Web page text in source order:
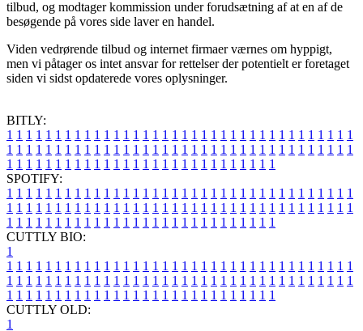
tilbud, og modtager kommission under forudsætning af at en af de
besøgende på vores side laver en handel.
Viden vedrørende tilbud og internet firmaer værnes om hyppigt,
men vi påtager os intet ansvar for rettelser der potentielt er foretaget
siden vi sidst opdaterede vores oplysninger.
BITLY:
1 1 1 1 1 1 1 1 1 1 1 1 1 1 1 1 1 1 1 1 1 1 1 1 1 1 1 1 1 1 1 1 1 1 1 1
1 1 1 1 1 1 1 1 1 1 1 1 1 1 1 1 1 1 1 1 1 1 1 1 1 1 1 1 1 1 1 1 1 1 1 1
1 1 1 1 1 1 1 1 1 1 1 1 1 1 1 1 1 1 1 1 1 1 1 1 1 1 1 1
SPOTIFY:
1 1 1 1 1 1 1 1 1 1 1 1 1 1 1 1 1 1 1 1 1 1 1 1 1 1 1 1 1 1 1 1 1 1 1 1
1 1 1 1 1 1 1 1 1 1 1 1 1 1 1 1 1 1 1 1 1 1 1 1 1 1 1 1 1 1 1 1 1 1 1 1
1 1 1 1 1 1 1 1 1 1 1 1 1 1 1 1 1 1 1 1 1 1 1 1 1 1 1 1
CUTTLY BIO:
1
1 1 1 1 1 1 1 1 1 1 1 1 1 1 1 1 1 1 1 1 1 1 1 1 1 1 1 1 1 1 1 1 1 1 1 1
1 1 1 1 1 1 1 1 1 1 1 1 1 1 1 1 1 1 1 1 1 1 1 1 1 1 1 1 1 1 1 1 1 1 1 1
1 1 1 1 1 1 1 1 1 1 1 1 1 1 1 1 1 1 1 1 1 1 1 1 1 1 1 1
CUTTLY OLD:
1